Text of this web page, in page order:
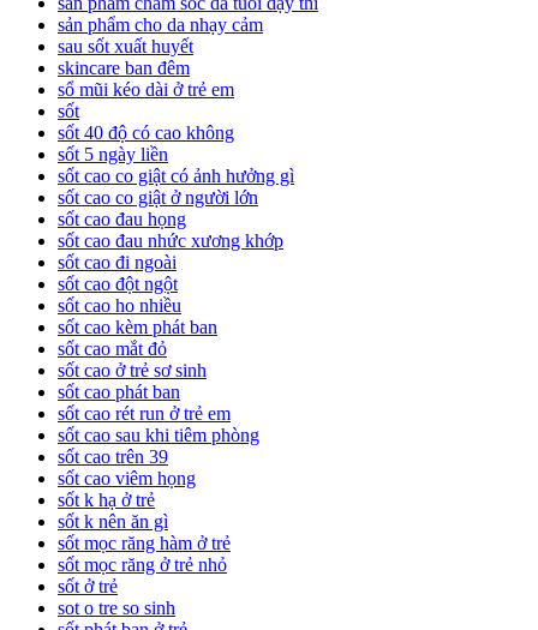
sản phẩm cho da nhạy cảm
sau sốt xuất huyết
skincare ban đêm
sổ mũi kéo dài ở trẻ em
sốt
sốt 40 độ có cao không
sốt 5 ngày liền
sốt cao co giật có ảnh hưởng gì
sốt cao co giật ở người lớn
sốt cao đau họng
sốt cao đau nhức xương khớp
sốt cao đi ngoài
sốt cao đột ngột
sốt cao ho nhiều
sốt cao kèm phát ban
sốt cao mắt đỏ
sốt cao ở trẻ sơ sinh
sốt cao phát ban
sốt cao rét run ở trẻ em
sốt cao sau khi tiêm phòng
sốt cao trên 39
sốt cao viêm họng
sốt k hạ ở trẻ
sốt k nên ăn gì
sốt mọc răng hàm ở trẻ
sốt mọc răng ở trẻ nhỏ
sốt ở trẻ
sot o tre so sinh